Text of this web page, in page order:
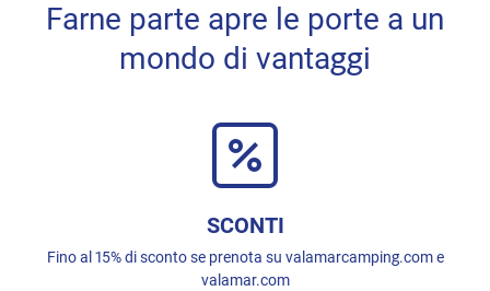
Farne parte apre le porte a un
mondo di vantaggi
SCONTI
Fino al 15% di sconto se prenota su valamarcamping.com e
valamar.com